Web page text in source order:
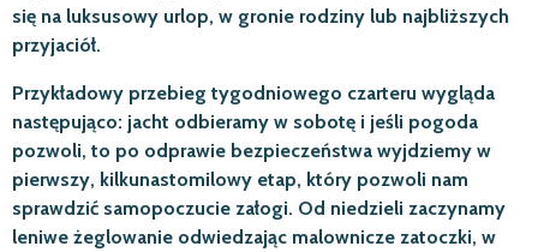
się na luksusowy urlop, w gronie rodziny lub najbliższych
przyjaciół.
Przykładowy przebieg tygodniowego czarteru wygląda
następująco: jacht odbieramy w sobotę i jeśli pogoda
pozwoli, to po odprawie bezpieczeństwa wyjdziemy w
pierwszy, kilkunastomilowy etap, który pozwoli nam
sprawdzić samopoczucie załogi. Od niedzieli zaczynamy
leniwe żeglowanie odwiedzając malownicze zatoczki, w